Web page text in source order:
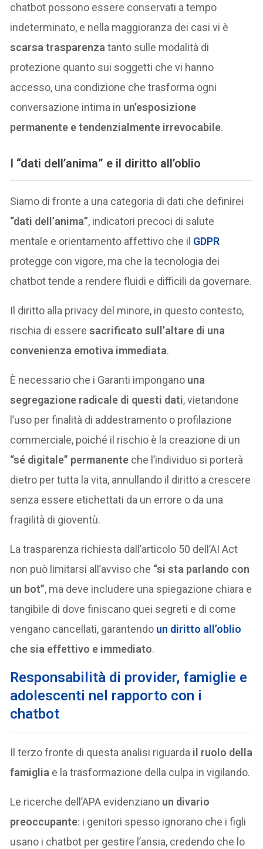
chatbot possono essere conservati a tempo
indeterminato, e nella maggioranza dei casi vi è
scarsa trasparenza tanto sulle modalità di
protezione quanto sui soggetti che vi hanno
accesso, una condizione che trasforma ogni
conversazione intima in un’esposizione
permanente e tendenzialmente irrevocabile.
I “dati dell’anima” e il diritto all’oblio
Siamo di fronte a una categoria di dati che definirei
“dati dell’anima”, indicatori precoci di salute
mentale e orientamento affettivo che il GDPR
protegge con vigore, ma che la tecnologia dei
chatbot tende a rendere fluidi e difficili da governare.
Il diritto alla privacy del minore, in questo contesto,
rischia di esseresacrificato sull’altare di una
convenienza emotiva immediata.
È necessario che i Garanti impongano una
segregazione radicale di questi dati, vietandone
l’uso per finalità di addestramento o profilazione
commerciale, poiché il rischio è la creazione di un
“sé digitale” permanente che l’individuo si porterà
dietro per tutta la vita, annullando il diritto a crescere
senza essere etichettati da un errore o da una
fragilità di gioventù.
La trasparenza richiesta dall’articolo 50 dell’AI Act
non può limitarsi all’avviso che “si sta parlando con
un bot”, ma deve includere una spiegazione chiara e
tangibile di dove finiscano quei segreti e di come
vengano cancellati, garantendo un diritto all’oblio
che sia effettivo e immediato.
Responsabilità di provider, famiglie e
adolescenti nel rapporto con i
chatbot
Il terzo fronte di questa analisi riguarda il ruolo della
famiglia e la trasformazione della culpa in vigilando.
Le ricerche dell’APA evidenziano un divario
preoccupante: i genitori spesso ignorano che i figli
usano i chatbot per gestire l’ansia, credendo che lo